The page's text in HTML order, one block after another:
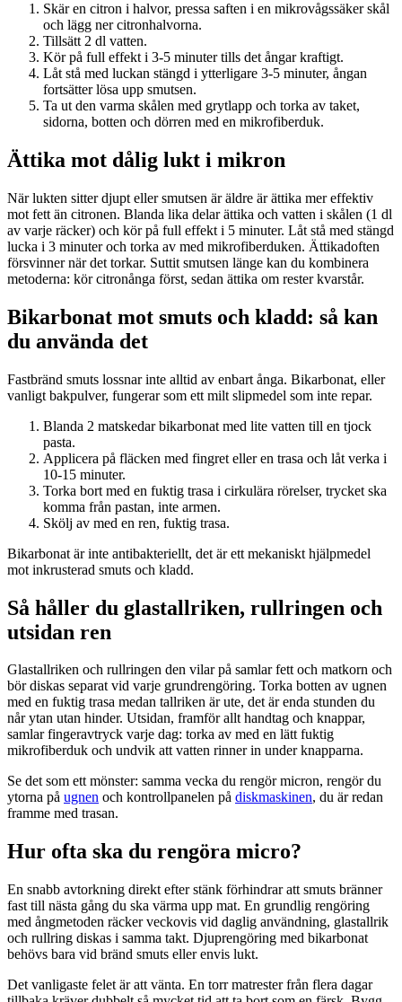
Skär en citron i halvor, pressa saften i en mikrovågssäker skål
och lägg ner citronhalvorna.
Tillsätt 2 dl vatten.
Kör på full effekt i 3-5 minuter tills det ångar kraftigt.
Låt stå med luckan stängd i ytterligare 3-5 minuter, ångan
fortsätter lösa upp smutsen.
Ta ut den varma skålen med grytlapp och torka av taket,
sidorna, botten och dörren med en mikrofiberduk.
Ättika mot dålig lukt i mikron
När lukten sitter djupt eller smutsen är äldre är ättika mer effektiv
mot fett än citronen. Blanda lika delar ättika och vatten i skålen (1 dl
av varje räcker) och kör på full effekt i 5 minuter. Låt stå med stängd
lucka i 3 minuter och torka av med mikrofiberduken. Ättikadoften
försvinner när det torkar. Suttit smutsen länge kan du kombinera
metoderna: kör citronånga först, sedan ättika om rester kvarstår.
Bikarbonat mot smuts och kladd: så kan
du använda det
Fastbränd smuts lossnar inte alltid av enbart ånga. Bikarbonat, eller
vanligt bakpulver, fungerar som ett milt slipmedel som inte repar.
Blanda 2 matskedar bikarbonat med lite vatten till en tjock
pasta.
Applicera på fläcken med fingret eller en trasa och låt verka i
10-15 minuter.
Torka bort med en fuktig trasa i cirkulära rörelser, trycket ska
komma från pastan, inte armen.
Skölj av med en ren, fuktig trasa.
Bikarbonat är inte antibakteriellt, det är ett mekaniskt hjälpmedel
mot inkrusterad smuts och kladd.
Så håller du glastallriken, rullringen och
utsidan ren
Glastallriken och rullringen den vilar på samlar fett och matkorn och
bör diskas separat vid varje grundrengöring. Torka botten av ugnen
med en fuktig trasa medan tallriken är ute, det är enda stunden du
når ytan utan hinder. Utsidan, framför allt handtag och knappar,
samlar fingeravtryck varje dag: torka av med en lätt fuktig
mikrofiberduk och undvik att vatten rinner in under knapparna.
Se det som ett mönster: samma vecka du rengör micron, rengör du
ytorna på ugnen och kontrollpanelen på diskmaskinen, du är redan
framme med trasan.
Hur ofta ska du rengöra micro?
En snabb avtorkning direkt efter stänk förhindrar att smuts bränner
fast till nästa gång du ska värma upp mat. En grundlig rengöring
med ångmetoden räcker veckovis vid daglig användning, glastallrik
och rullring diskas i samma takt. Djuprengöring med bikarbonat
behövs bara vid bränd smuts eller envis lukt.
Det vanligaste felet är att vänta. En torr matrester från flera dagar